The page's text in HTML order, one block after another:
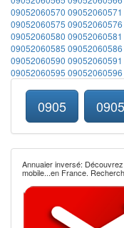
09052060570 09052060571
09052060575 09052060576
09052060580 09052060581
09052060585 09052060586
09052060590 09052060591
09052060595 09052060596
0905
Annuaier inversé:
mobile...en France.